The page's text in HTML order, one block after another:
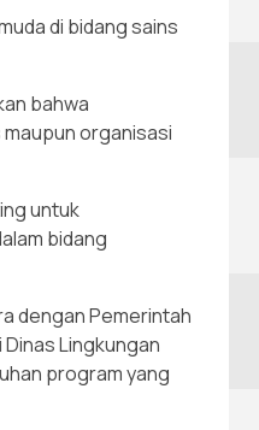
di bidang sains
bahwa
organisasi
untuk
bidang
dengan Pemerintah
Lingkungan
program yang